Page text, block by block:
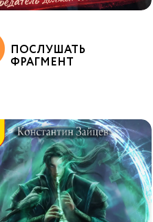
ПОСЛУШАТЬ
ФРАГМЕНТ